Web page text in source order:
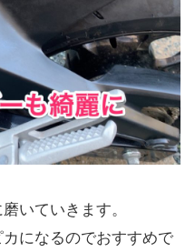
いていきます。
になるのでおすすめで